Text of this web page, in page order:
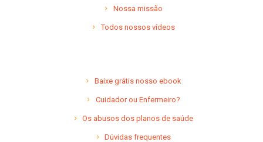
Nossa missão
Todos nossos vídeos
Baixe grátis nosso ebook
Cuidador ou Enfermeiro?
Os abusos dos planos de saúde
Dúvidas frequentes